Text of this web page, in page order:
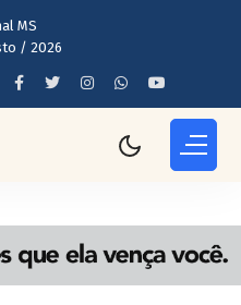
MS
/ 2026